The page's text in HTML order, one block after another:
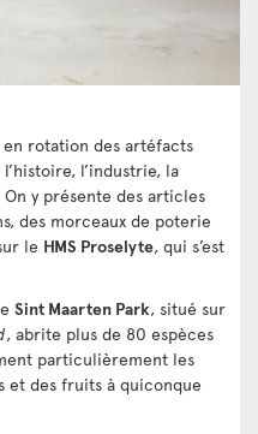
rotation des artéfacts
l’industrie, la
y présente des articles
des morceaux de poterie
le HMS Proselyte, qui s’est
Sint Maarten Park, situé sur
, abrite plus de 80 espèces
particulièrement les
et des fruits à quiconque